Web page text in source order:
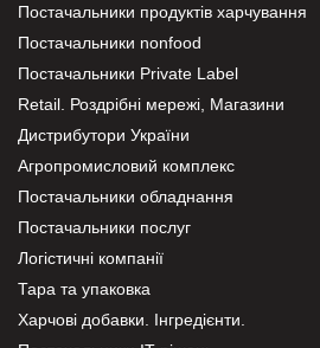
Постачальники продуктів харчування
Постачальники nonfood
Постачальники Private Label
Retail. Роздрібні мережі, Магазини
Дистрибутори України
Агропромисловий комплекс
Постачальники обладнання
Постачальники послуг
Логістичні компанії
Тара та упаковка
Харчові добавки. Інгредієнти.